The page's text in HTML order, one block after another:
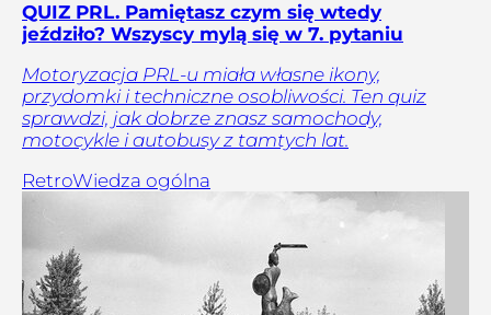
QUIZ PRL. Pamiętasz czym się wtedy
jeździło? Wszyscy mylą się w 7. pytaniu
Motoryzacja PRL-u miała własne ikony,
przydomki i techniczne osobliwości. Ten quiz
sprawdzi, jak dobrze znasz samochody,
motocykle i autobusy z tamtych lat.
RetroWiedza ogólna